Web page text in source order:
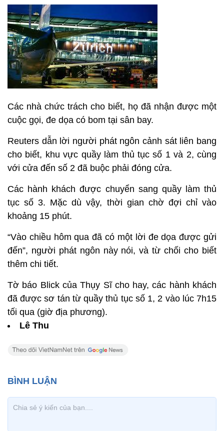
Các nhà chức trách cho biết, họ đã nhận được một
cuộc gọi, đe dọa có bom tại sân bay.
Reuters dẫn lời người phát ngôn cảnh sát liên bang
cho biết, khu vực quầy làm thủ tục số 1 và 2, cùng
với cửa đến số 2 đã buộc phải đóng cửa.
Các hành khách được chuyển sang quầy làm thủ
tục số 3. Mặc dù vậy, thời gian chờ đợi chỉ vào
khoảng 15 phút.
“Vào chiều hôm qua đã có một lời đe dọa được gửi
đến”, người phát ngôn này nói, và từ chối cho biết
thêm chi tiết.
Tờ báo Blick của Thụy Sĩ cho hay, các hành khách
đã được sơ tán từ quầy thủ tục số 1, 2 vào lúc 7h15
tối qua (giờ địa phương).
Lê Thu